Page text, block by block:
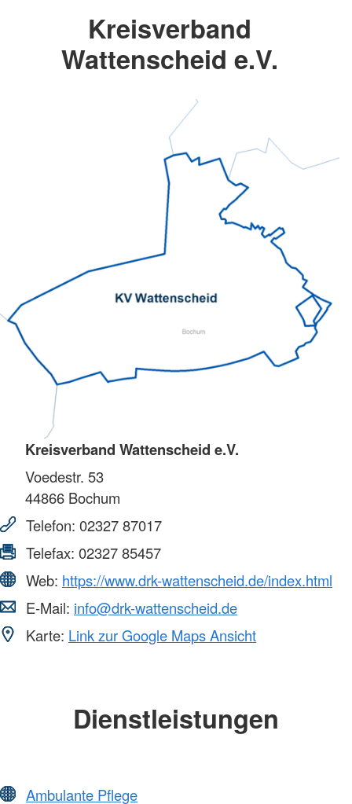
Kreisverband
Wattenscheid e.V.
Kreisverband Wattenscheid e.V.
Voedestr. 53
44866 Bochum
Telefon: 02327 87017
Telefax: 02327 85457
Web: https://www.drk-wattenscheid.de/index.html
E-Mail: info@drk-wattenscheid.de
Karte: Link zur Google Maps Ansicht
Dienstleistungen
Ambulante Pflege